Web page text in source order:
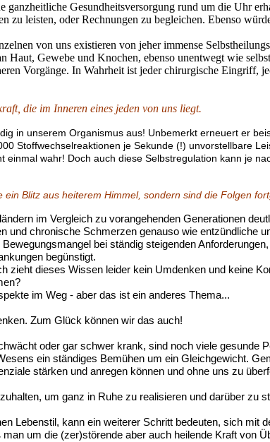
ganzheitliche Gesundheitsversorgung rund um die Uhr
zu leisten, oder Rechnungen zu begleichen. Ebenso
von uns existieren von jeher immense
Haut, Gewebe und Knochen, ebenso unentwegt wie
Vorgänge. In Wahrheit ist jeder chirurgische Eingriff,
die im Inneren eines jeden von uns liegt.
in unserem Organismus aus! Unbemerkt erneuert er
Stoffwechselreaktionen je Sekunde (!) unvorstellbare
einmal wahr! Doch auch diese Selbstregulation kann je
Blitz aus heiterem Himmel, sondern sind die Folgen
im Vergleich zu vorangehenden Generationen
und chronische Schmerzen genauso wie entzündliche
bei ständig steigenden
begünstigt.
zieht dieses Wissen leider kein Umdenken und keine
im Weg - aber das ist ein anderes Thema...
Zum Glück können wir das auch!
oder gar schwer krank, sind noch viele
ein ständiges Bemühen um ein Gleichgewicht.
stärken und anregen können und ohne uns zu
um ganz in Ruhe zu realisieren und darüber
Lebenstil, kann ein weiterer Schritt bedeuten, sich
um die (zer)störende aber auch heilende Kraft von